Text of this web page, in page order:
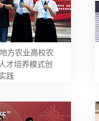
方农业高校农
才培养模式创
践